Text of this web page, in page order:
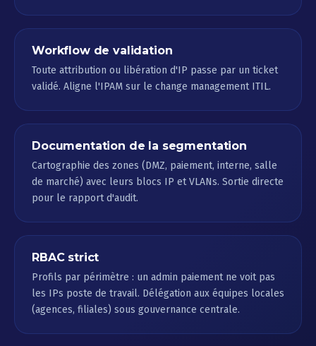
Workflow de validation
Toute attribution ou libération d'IP passe par un ticket
validé. Aligne l'IPAM sur le change management ITIL.
Documentation de la segmentation
Cartographie des zones (DMZ, paiement, interne, salle
de marché) avec leurs blocs IP et VLANs. Sortie directe
pour le rapport d'audit.
RBAC strict
Profils par périmètre : un admin paiement ne voit pas
les IPs poste de travail. Délégation aux équipes locales
(agences, filiales) sous gouvernance centrale.